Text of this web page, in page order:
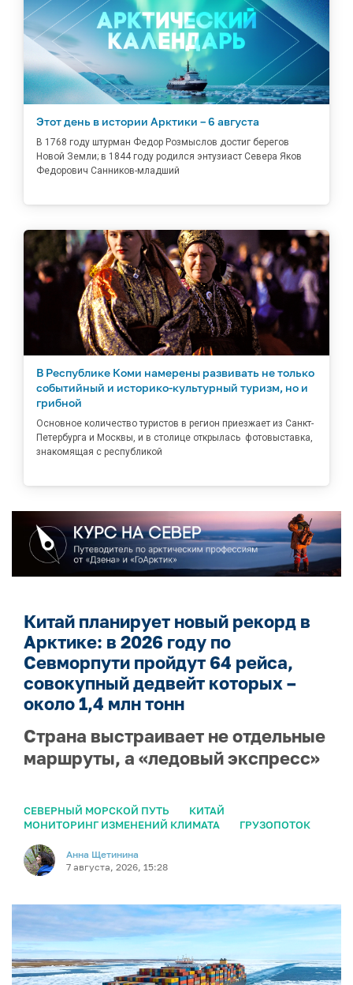
Этот день в истории Арктики – 6 августа
В 1768 году штурман Федор Розмыслов достиг берегов
Новой Земли; в 1844 году родился энтузиаст Севера Яков
Федорович Санников-младший
В Республике Коми намерены развивать не только
событийный и историко-культурный туризм, но и
грибной
Основное количество туристов в регион приезжает из Санкт-
Петербурга и Москвы, и в столице открылась фотовыставка,
знакомящая с республикой
Китай планирует новый рекорд в
Арктике: в 2026 году по
Севморпути пройдут 64 рейса,
совокупный дедвейт которых –
около 1,4 млн тонн
Страна выстраивает не отдельные
маршруты, а «ледовый экспресс»
СЕВЕРНЫЙ МОРСКОЙ ПУТЬ
КИТАЙ
МОНИТОРИНГ ИЗМЕНЕНИЙ КЛИМАТА
ГРУЗОПОТОК
Анна Щетинина
7 августа, 2026, 15:28